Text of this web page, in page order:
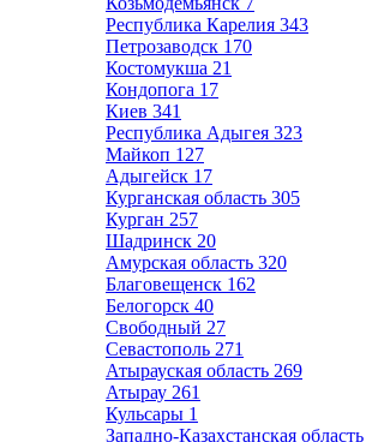
Республика Карелия 343
Петрозаводск 170
Костомукша 21
Кондопога 17
Киев 341
Республика Адыгея 323
Майкоп 127
Адыгейск 17
Курганская область 305
Курган 257
Шадринск 20
Амурская область 320
Благовещенск 162
Белогорск 40
Свободный 27
Севастополь 271
Атырауская область 269
Атырау 261
Кульсары 1
Западно-Казахстанская область